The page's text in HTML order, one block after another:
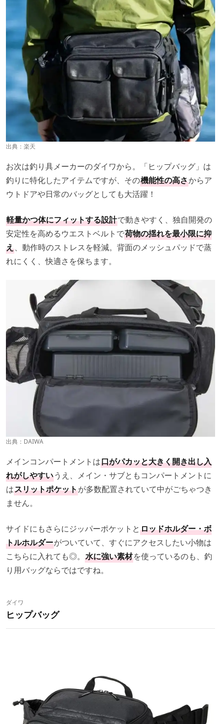
出典： 楽天
お次は釣り具メーカーのダイワから。「ヒップバッグ」は
釣りに特化したアイテムですが、その機能性の高さからア
ウトドアや日常のバッグとしても大活躍！
軽量かつ体にフィットする設計で動きやすく、独自開発の
安定性を高めるウエストベルトで荷物の揺れを最小限に抑
え、動作時のストレスを軽減。背面のメッシュパッドで蒸
れにくく、快適さを保ちます。
出典： DAIWA
メインコンパートメントは口がパカッと大きく開き出し入
れがしやすいうえ、メイン・サブともコンパートメントに
はスリットポケットが多数配置されていて中がごちゃつき
ません。
サイドにもさらにジッパーポケットとロッドホルダー・ボ
トルホルダーがついていて、すぐにアクセスしたい小物は
こちらに入れても◎。 水に強い素材を使っているのも、釣
り用バッグならではですね。
ダイワ
ヒップバッグ